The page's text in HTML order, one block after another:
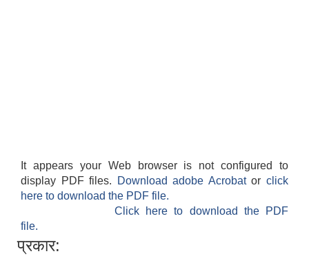
It appears your Web browser is not configured to
display PDF files.
Download adobe Acrobatorclick
here to download the PDF file.
Click here to download the PDF
file.
प्रकार: